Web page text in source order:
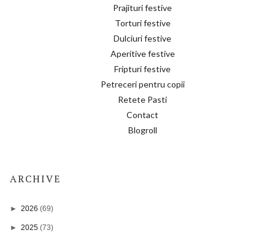
Prajituri festive
Torturi festive
Dulciuri festive
Aperitive festive
Fripturi festive
Petreceri pentru copii
Retete Pasti
Contact
Blogroll
ARCHIVE
► 2026 (69)
► 2025 (73)